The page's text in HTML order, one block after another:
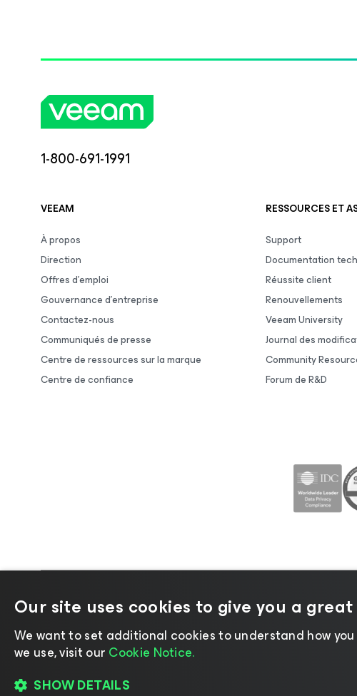
1-800-691-1991
VEEAM
À propos
Direction
Offres d’emploi
Gouvernance d’entreprise
Contactez-nous
Communiqués de presse
Centre de ressources sur la marque
Centre de confiance
RESSOURCES ET
Support
Documentation
Réussite client
Renouvellements
Veeam University
Journal des
Community
Forum de R&D
©2026 Veeam ® Software |Politique de
Our site uses cookies to give you a
We want to set additional cookies to understand how
we use, visit our Cookie Notice.
SHOW DETAILS